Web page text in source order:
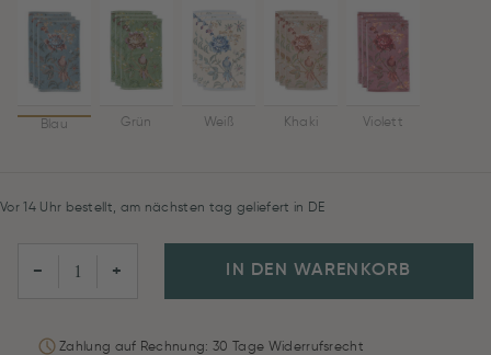
Blau Grün Weiß Khaki Violett
Vor 14 Uhr bestellt, am nächsten tag geliefert in DE
− + IN DEN WARENKORB
Zahlung auf Rechnung: 30 Tage Widerrufsrecht